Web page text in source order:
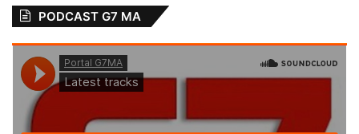
PODCAST G7 MA